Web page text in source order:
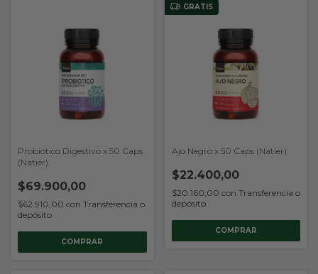
Probiotico Digestivo x 50 Caps
(Natier)
$69.900,00
$62.910,00 con Transferencia o
depósito
GRATIS
Ajo Negro x 50 Caps (Natier)
$22.400,00
$20.160,00 con Transferencia o
depósito